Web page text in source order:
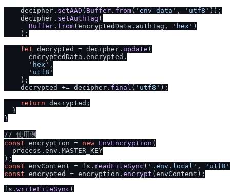
    decipher.
setAAD ( Buffer . from( 'env-data' , 'utf8' ));
    decipher.
setAuthTag (
Buffer . from(encryptedData. authTag , 'hex' )
    );
let decrypted = decipher. update (
      encryptedData.
encrypted ,
'hex' ,
'utf8'
    );
    decrypted += decipher.
final ( 'utf8' );
return decrypted;
  }
}
// 使用例
const encryption = new EnvEncryption (
  process.
env . MASTER_KEY
const envContent = fs. readFileSync ( '.env.local' ,
'utf8'
const encrypted = encryption. encrypt (envContent);
fs. writeFileSync (